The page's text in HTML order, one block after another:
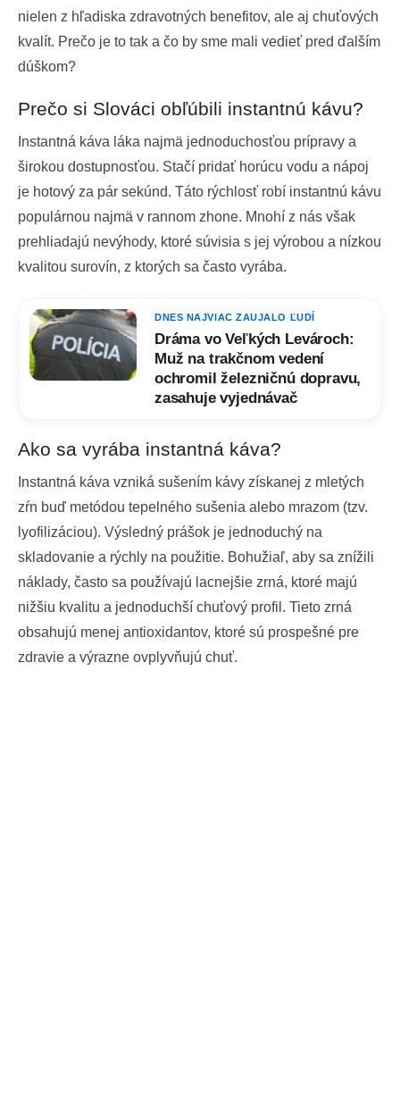
nielen z hľadiska zdravotných benefitov, ale aj chuťových
kvalít. Prečo je to tak a čo by sme mali vedieť pred ďalším
dúškom?
Prečo si Slováci obľúbili instantnú kávu?
Instantná káva láka najmä jednoduchosťou prípravy a
širokou dostupnosťou. Stačí pridať horúcu vodu a nápoj
je hotový za pár sekúnd. Táto rýchlosť robí instantnú kávu
populárnou najmä v rannom zhone. Mnohí z nás však
prehliadajú nevýhody, ktoré súvisia s jej výrobou a nízkou
kvalitou surovín, z ktorých sa často vyrába.
DNES NAJVIAC ZAUJALO ĽUDÍ
Dráma vo Veľkých Levároch:
Muž na trakčnom vedení
ochromil železničnú dopravu,
zasahuje vyjednávač
Ako sa vyrába instantná káva?
Instantná káva vzniká sušením kávy získanej z mletých
zŕn buď metódou tepelného sušenia alebo mrazom (tzv.
lyofilizáciou). Výsledný prášok je jednoduchý na
skladovanie a rýchly na použitie. Bohužiaľ, aby sa znížili
náklady, často sa používajú lacnejšie zrná, ktoré majú
nižšiu kvalitu a jednoduchší chuťový profil. Tieto zrná
obsahujú menej antioxidantov, ktoré sú prospešné pre
zdravie a výrazne ovplyvňujú chuť.